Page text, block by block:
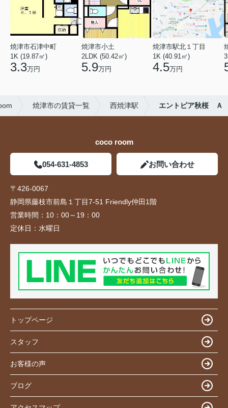
焼津市石津中町
1K (19.87㎡)
3.3万円
焼津市小土
2LDK (50.42㎡)
5.9万円
焼津市駅北１丁目
1K (40.91㎡)
4.5万円
焼津市の賃貸一覧 西焼津駅 エントピア秋桜 Ａ
coco room
054-631-4853 お問い合わせ
〒426-0067
静岡県藤枝市前島１丁目7-51 Friendly仲田1階
営業時間： 10：00～19：00
定休日： 水曜日
トップページ
スタッフ
お客様の声
ブログ